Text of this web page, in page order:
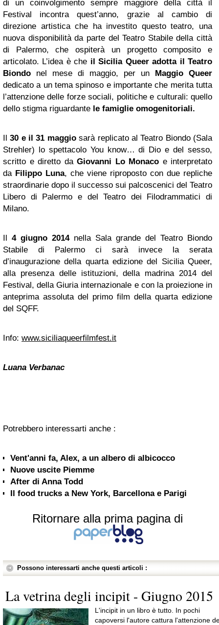
di un coinvolgimento sempre maggiore della città il
Festival incontra quest’anno, grazie al cambio di
direzione artistica che ha investito questo teatro, una
nuova disponibilità da parte del Teatro Stabile della città
di Palermo, che ospiterà un progetto composito e
articolato. L’idea è che il Sicilia Queer adotta il Teatro
Biondo nel mese di maggio, per un
Maggio Queer
dedicato a un tema spinoso e importante che merita tutta
l’attenzione delle forze sociali, politiche e culturali: quello
dello stigma riguardante le famiglie omogenitoriali.
Il30 e il 31 maggiosarà replicato al Teatro Biondo (Sala
Strehler) lo spettacolo You know… di Dio e del sesso,
scritto e diretto da Giovanni Lo Monaco e interpretato
da Filippo Luna, che viene riproposto con due repliche
straordinarie dopo il successo sui palcoscenici del Teatro
Libero di Palermo e del Teatro dei Filodrammatici di
Milano.
4 giugno 2014nella Sala grande del Teatro Biondo
Stabile di Palermo ci sarà invece la serata
d’inaugurazione della quarta edizione del Sicilia Queer,
alla presenza delle istituzioni, della madrina 2014 del
Festival, della Giuria internazionale e con la proiezione in
anteprima assoluta del primo film della quarta edizione
del SQFF.
Info: www.siciliaqueerfilmfest.it
Luana Verbanac
Potrebbero interessarti anche :
Vent'anni fa, Alex, a un albero di albicocco
Nuove uscite Piemme
After di Anna Todd
Il food trucks a New York, Barcellona e Parigi
Ritornare alla prima pagina di
Possono interessarti anche questi articoli :
La vetrina degli incipit - Giugno 2015
L'incipit in un libro è tutto. In pochi
capoversi l'autore cattura l'attenzione